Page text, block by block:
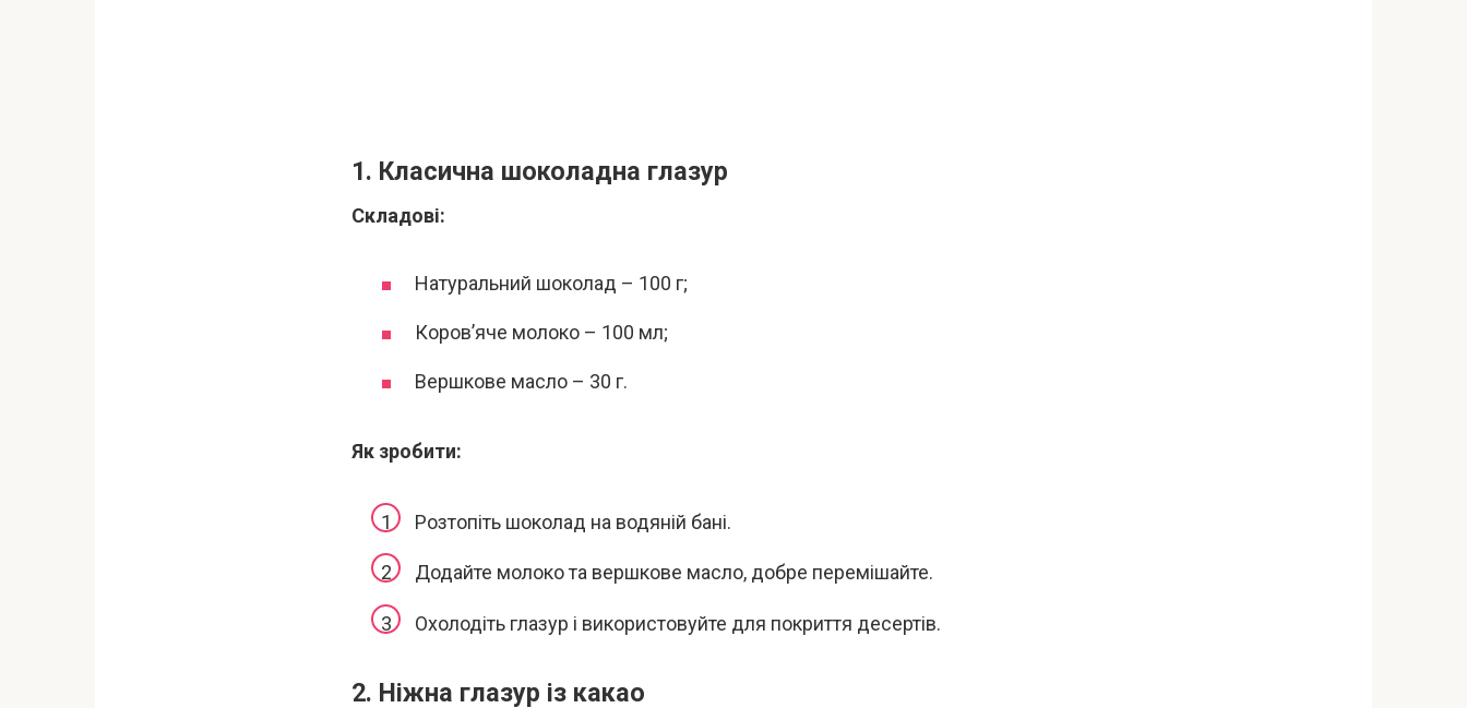
1. Класична шоколадна глазур
Складові:
Натуральний шоколад – 100 г;
Коров’яче молоко – 100 мл;
Вершкове масло – 30 г.
Як зробити:
Розтопіть шоколад на водяній бані.
Додайте молоко та вершкове масло, добре перемішайте.
Охолодіть глазур і використовуйте для покриття десертів.
2. Ніжна глазур із какао